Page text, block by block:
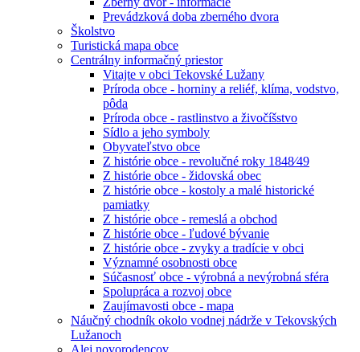
Prevádzková doba zberného dvora
Školstvo
Turistická mapa obce
Centrálny informačný priestor
Vitajte v obci Tekovské Lužany
Príroda obce - horniny a reliéf, klíma, vodstvo,
pôda
Príroda obce - rastlinstvo a živočíšstvo
Sídlo a jeho symboly
Obyvateľstvo obce
Z histórie obce - revolučné roky 1848⁄49
Z histórie obce - židovská obec
Z histórie obce - kostoly a malé historické
pamiatky
Z histórie obce - remeslá a obchod
Z histórie obce - ľudové bývanie
Z histórie obce - zvyky a tradície v obci
Významné osobnosti obce
Súčasnosť obce - výrobná a nevýrobná sféra
Spolupráca a rozvoj obce
Zaujímavosti obce - mapa
Náučný chodník okolo vodnej nádrže v Tekovských
Lužanoch
Alej novorodencov